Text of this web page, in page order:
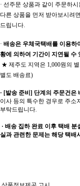
· 선주문 상품과 같이 주문하
다른 상품을 먼저 받아보시려
드립니다.
· 배송은 우체국택배를 이용하
황에 의하여 기간이 지연될 수
★ 제주도 지역은 1,000원의
별도 배송료)
· [발송 준비] 단계의 주문건은
이사 등의 특수한 경우로 주소
부탁드립니다.
· 배송 집하 완료 이후 택배
실과 관련한 문제는 해당 택배